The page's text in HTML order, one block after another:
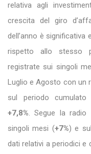
relativa agli
crescita del giro
dell’anno è significativa
rispetto allo stesso
registrate sui singoli
Luglio e Agosto con un
sul periodo cumulato
+7,8%. Segue la radio
singoli mesi (+7%) e
dati relativi a periodici e